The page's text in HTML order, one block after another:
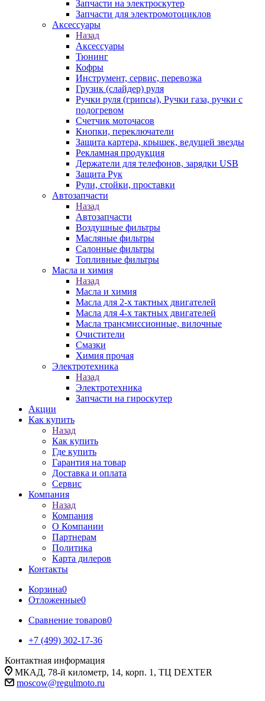
Запчасти на электроскутер
Запчасти для электромотоциклов
Аксессуары
Назад
Аксессуары
Тюнинг
Кофры
Инструмент, сервис, перевозка
Грузик (слайдер) руля
Ручки руля (грипсы), Ручки газа, ручки с
подогревом
Счетчик моточасов
Кнопки, переключатели
Защита картера, крышек, ведущей звезды
Рекламная продукция
Держатели для телефонов, зарядки USB
Защита Рук
Рули, стойки, проставки
Автозапчасти
Назад
Автозапчасти
Воздушные фильтры
Масляные фильтры
Салонные фильтры
Топливные фильтры
Масла и химия
Назад
Масла и химия
Масла для 2-х тактных двигателей
Масла для 4-х тактных двигателей
Масла трансмиссионные, вилочные
Очистители
Смазки
Химия прочая
Электротехника
Назад
Электротехника
Запчасти на гироскутер
Акции
Как купить
Назад
Как купить
Где купить
Гарантия на товар
Доставка и оплата
Сервис
Компания
Назад
Компания
О Компании
Партнерам
Политика
Карта дилеров
Контакты
Корзина0
Отложенные0
Сравнение товаров0
+7 (499) 302-17-36
Контактная информация
МКАД, 78-й километр, 14, корп. 1, ТЦ DEXTER
moscow@regulmoto.ru